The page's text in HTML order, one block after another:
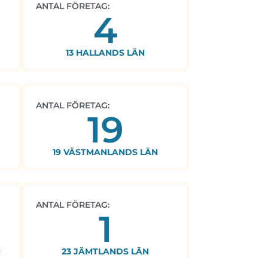
ANTAL FÖRETAG:
4
13 HALLANDS LÄN
ANTAL FÖRETAG:
19
19 VÄSTMANLANDS LÄN
ANTAL FÖRETAG:
1
23 JÄMTLANDS LÄN